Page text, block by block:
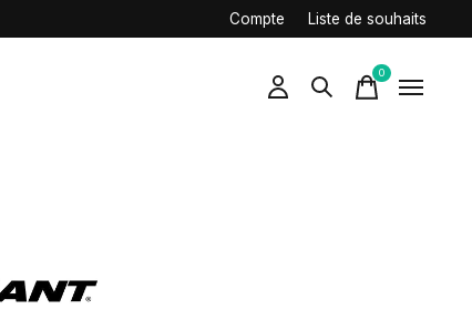
Compte Liste de souhaits
0items